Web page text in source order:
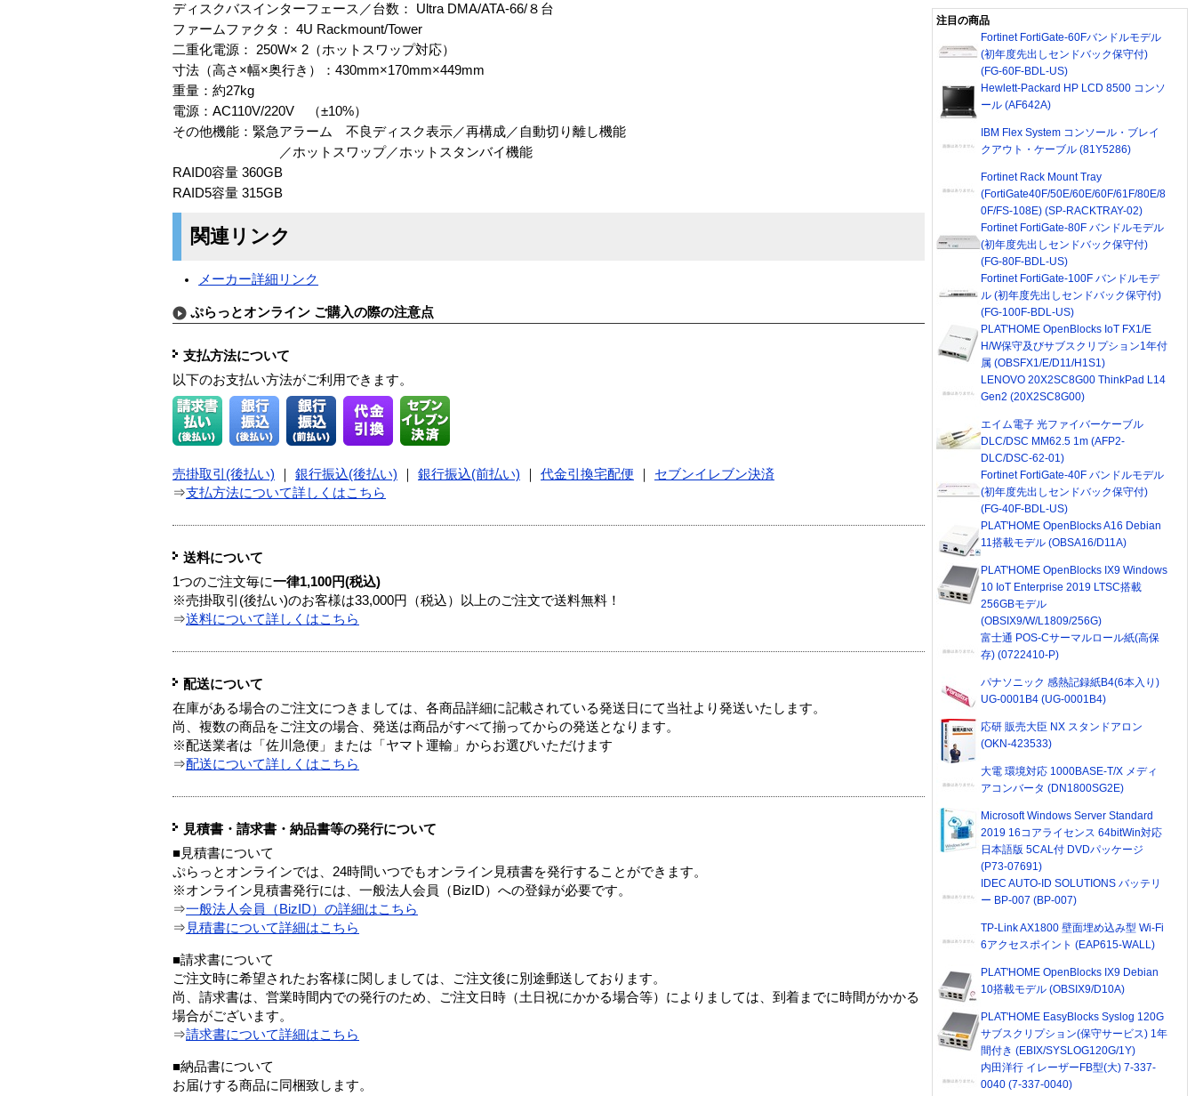
ディスクバスインターフェース／台数： Ultra DMA/ATA-66/８台
ファームファクタ： 4U Rackmount/Tower
二重化電源： 250W× 2（ホットスワップ対応）
寸法（高さ×幅×奥行き）：430mm×170mm×449mm
重量：約27kg
電源：AC110V/220V （±10%）
その他機能：緊急アラーム 不良ディスク表示／再構成／自動切り離し機能
／ホットスワップ／ホットスタンバイ機能
RAID0容量 360GB
RAID5容量 315GB
関連リンク
メーカー詳細リンク
ぷらっとオンライン ご購入の際の注意点
支払方法について
以下のお支払い方法がご利用できます。
売掛取引(後払い) 銀行振込(後払い) 銀行振込(前払い) 代金引換宅配便
セブンイレブン決済
⇒支払方法について詳しくはこちら
送料について
1つのご注文毎に一律1,100円(税込)
※売掛取引(後払い)のお客様は33,000円（税込）以上のご注文で送料無料！
⇒送料について詳しくはこちら
配送について
在庫がある場合のご注文につきましては、各商品詳細に記載されている発送日にて当社より発送いたします。
尚、複数の商品をご注文の場合、発送は商品がすべて揃ってからの発送となります。
※配送業者は「佐川急便」または「ヤマト運輸」からお選びいただけます
⇒配送について詳しくはこちら
見積書・請求書・納品書等の発行について
■見積書について
ぷらっとオンラインでは、24時間いつでもオンライン見積書を発行することができます。
※オンライン見積書発行には、一般法人会員（BizID）への登録が必要です。
⇒一般法人会員（BizID）の詳細はこちら
⇒ 見積書について詳細はこちら
■請求書について
ご注文時に希望されたお客様に関しましては、ご注文後に別途郵送しております。
尚、請求書は、営業時間内での発行のため、ご注文日時（土日祝にかかる場合等）によりましては、到着までに時間がかかる
場合がございます。
⇒請求書について詳細はこちら
■納品書について
お届けする商品に同梱致します。
注目の商品
Fortinet FortiGate-60Fバンドルモデル
(初年度先出しセンドバック保守付)
(FG-60F-BDL-US)
Hewlett-Packard HP LCD 8500 コンソ
ール (AF642A)
IBM Flex System コンソール・ブレイ
クアウト・ケーブル (81Y5286)
Fortinet Rack Mount Tray
(FortiGate40F/50E/60E/60F/61F/80E/8
0F/FS-108E) (SP-RACKTRAY-02)
Fortinet FortiGate-80F バンドルモデル
(初年度先出しセンドバック保守付)
(FG-80F-BDL-US)
Fortinet FortiGate-100F バンドルモデ
ル (初年度先出しセンドバック保守付)
(FG-100F-BDL-US)
PLAT'HOME OpenBlocks IoT FX1/E
H/W保守及びサブスクリプション1年付
属 (OBSFX1/E/D11/H1S1)
LENOVO 20X2SC8G00 ThinkPad L14
Gen2 (20X2SC8G00)
エイム電子 光ファイバーケーブル
DLC/DSC MM62.5 1m (AFP2-
DLC/DSC-62-01)
Fortinet FortiGate-40F バンドルモデル
(初年度先出しセンドバック保守付)
(FG-40F-BDL-US)
PLAT'HOME OpenBlocks A16 Debian
11搭載モデル (OBSA16/D11A)
PLAT'HOME OpenBlocks IX9 Windows
10 IoT Enterprise 2019 LTSC搭載
256GBモデル
(OBSIX9/W/L1809/256G)
富士通 POS-Cサーマルロール紙(高保
存) (0722410-P)
パナソニック 感熱記録紙B4(6本入り)
UG-0001B4 (UG-0001B4)
応研 販売大臣 NX スタンドアロン
(OKN-423533)
大電 環境対応 1000BASE-T/X メディ
アコンバータ (DN1800SG2E)
Microsoft Windows Server Standard
2019 16コアライセンス 64bitWin対応
日本語版 5CAL付 DVDパッケージ
(P73-07691)
IDEC AUTO-ID SOLUTIONS バッテリ
ー BP-007 (BP-007)
TP-Link AX1800 壁面埋め込み型 Wi-Fi
6アクセスポイント (EAP615-WALL)
PLAT'HOME OpenBlocks IX9 Debian
10搭載モデル (OBSIX9/D10A)
PLAT'HOME EasyBlocks Syslog 120G
サブスクリプション(保守サービス) 1年
間付き (EBIX/SYSLOG120G/1Y)
内田洋行 イレーザーFB型(大) 7-337-
0040 (7-337-0040)